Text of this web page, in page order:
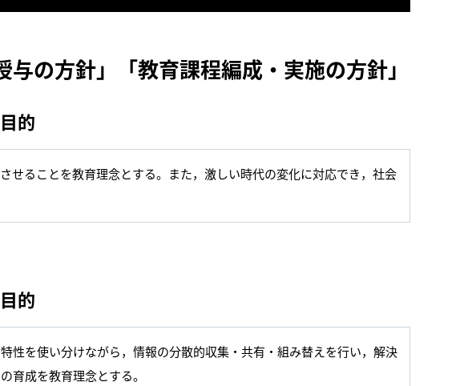
の方針」「教育課程編成・実施の方針」
的
せることを教育理念とする。また，激しい時代の変化に対応でき，社会
的
性を使い分けながら，情報の分散的収集・共有・組み替えを行い，解決
育成を教育理念とする。